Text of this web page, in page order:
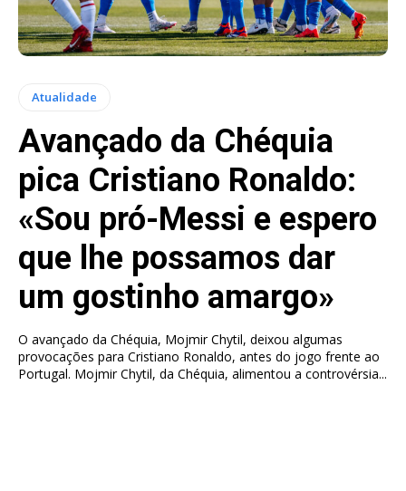
Atualidade
Avançado da Chéquia
pica Cristiano Ronaldo:
«Sou pró-Messi e espero
que lhe possamos dar
um gostinho amargo»
O avançado da Chéquia, Mojmir Chytil, deixou algumas
provocações para Cristiano Ronaldo, antes do jogo frente ao
Portugal. Mojmir Chytil, da Chéquia, alimentou a controvérsia...